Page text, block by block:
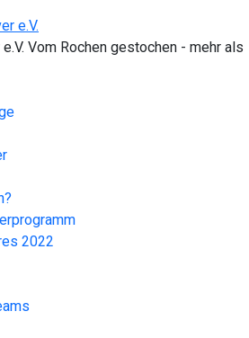
Vom Rochen gestochen - mehr als
2022